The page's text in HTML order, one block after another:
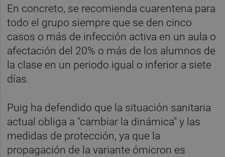
En concreto, se recomienda cuarentena para
todo el grupo siempre que se den cinco
casos o más de infección activa en un aula o
afectación del 20% o más de los alumnos de
la clase en un periodo igual o inferior a siete
días.
Puig ha defendido que la situación sanitaria
actual obliga a "cambiar la dinámica" y las
medidas de protección, ya que la
propagación de la variante ómicron es